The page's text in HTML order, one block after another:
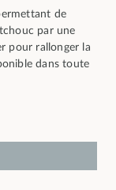
de
par une
pour rallonger la
dans toute